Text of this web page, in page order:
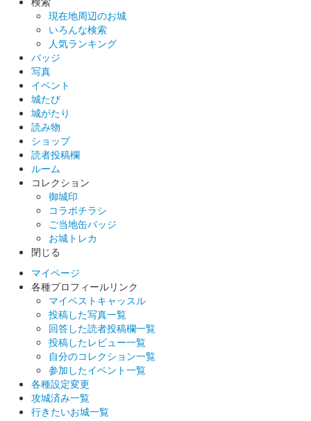
現在地周辺のお城
いろんな検索
人気ランキング
バッジ
写真
イベント
城たび
城がたり
読み物
ショップ
読者投稿欄
ルーム
コレクション
御城印
コラボチラシ
ご当地缶バッジ
お城トレカ
閉じる
マイページ
各種プロフィールリンク
マイベストキャッスル
投稿した写真一覧
回答した読者投稿欄一覧
投稿したレビュー一覧
自分のコレクション一覧
参加したイベント一覧
各種設定変更
攻城済み一覧
行きたいお城一覧